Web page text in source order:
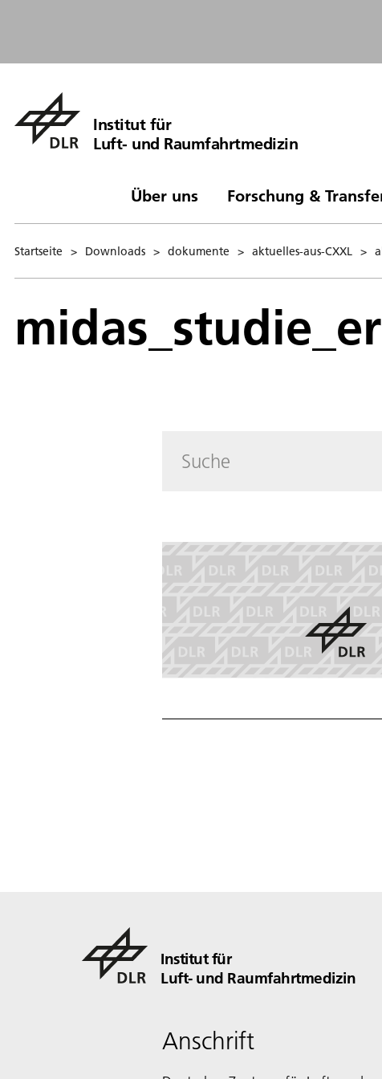
Institut für
Luft- und Raumfahrtmedizin
Über uns Forschung &
Startseite > Downloads > dokumente > aktuelles-aus-CXXL >
Institut für
Luft- und Raumfahrtmedizin
Anschrift